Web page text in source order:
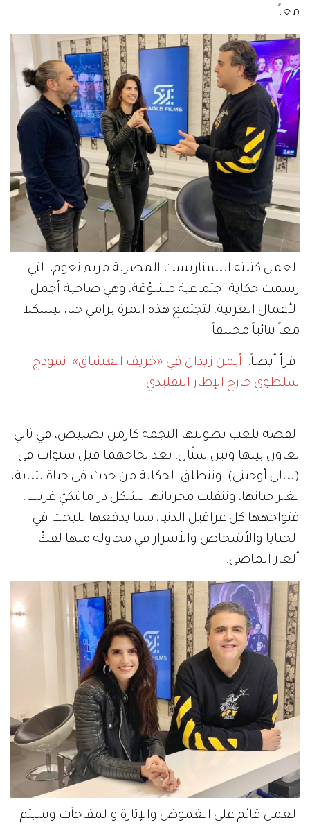
معاً.
العمل كتبته السيناريست المصرية مريم نعوم، التي
رسمت حكاية اجتماعية مشوّقة، وهي صاحبة أجمل
الأعمال العربية، لتجتمع هذه المرة برامي حنا، ليشكلا
معاً ثنائياً مختلفاً.
اقرأ أيضاً: أيمن زيدان في «خريف العشاق»: نموذج
سلطوي خارج الإطار التقليدي
القصة تلعب بطولتها النجمة كارمن بصيبص، في ثاني
تعاون بينها وبين سنّان، بعد نجاحهما قبل سنوات في
(ليالي أوجيني)، وتنطلق الحكاية من حدث في حياة شابة،
يغير حياتها، وتنقلب مجرياتها بشكل دراماتيكيّ غريب.
فتواجهها كل عراقيل الدنيا، مما يدفعها للبحث في
الخبايا والأشخاص والأسرار في محاولة منها لفكّ
ألغاز الماضي.
العمل قائم على الغموض والإثارة والمفاجآت وسيتم